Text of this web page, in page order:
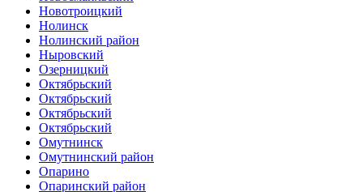
Новотроицкий
Нолинск
Нолинский район
Ныровский
Озерницкий
Октябрьский
Октябрьский
Октябрьский
Октябрьский
Омутнинск
Омутнинский район
Опарино
Опаринский район